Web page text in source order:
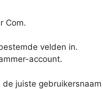
Com.
velden in.
account.
juiste gebruikersnaam